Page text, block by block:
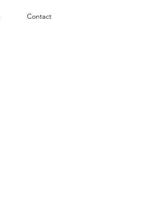
Contact